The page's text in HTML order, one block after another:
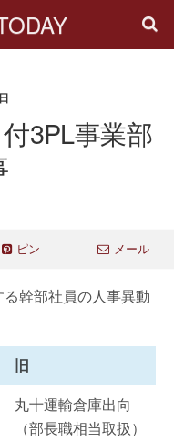
3PL事業部
ピン メール
幹部社員の人事異動
旧
丸十運輸倉庫出向
（部長職相当取扱）